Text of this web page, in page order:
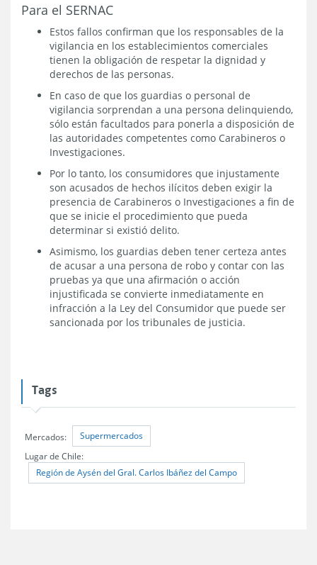
Para el SERNAC
Estos fallos confirman que los responsables de la
vigilancia en los establecimientos comerciales
tienen la obligación de respetar la dignidad y
derechos de las personas.
En caso de que los guardias o personal de
vigilancia sorprendan a una persona delinquiendo,
sólo están facultados para ponerla a disposición de
las autoridades competentes como Carabineros o
Investigaciones.
Por lo tanto, los consumidores que injustamente
son acusados de hechos ilícitos deben exigir la
presencia de Carabineros o Investigaciones a fin de
que se inicie el procedimiento que pueda
determinar si existió delito.
Asimismo, los guardias deben tener certeza antes
de acusar a una persona de robo y contar con las
pruebas ya que una afirmación o acción
injustificada se convierte inmediatamente en
infracción a la Ley del Consumidor que puede ser
sancionada por los tribunales de justicia.
Tags
Mercados: Supermercados
Lugar de Chile:
Región de Aysén del Gral. Carlos Ibáñez del Campo